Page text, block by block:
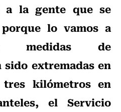
a la gente que se
lo vamos a
medidas de
extremadas en
kilómetros en
el Servicio